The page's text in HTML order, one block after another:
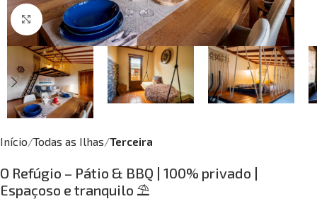
Click to enlarge
Início Todas as Ilhas Terceira
O Refúgio – Pátio & BBQ | 100% privado |
Espaçoso e tranquilo ⛱